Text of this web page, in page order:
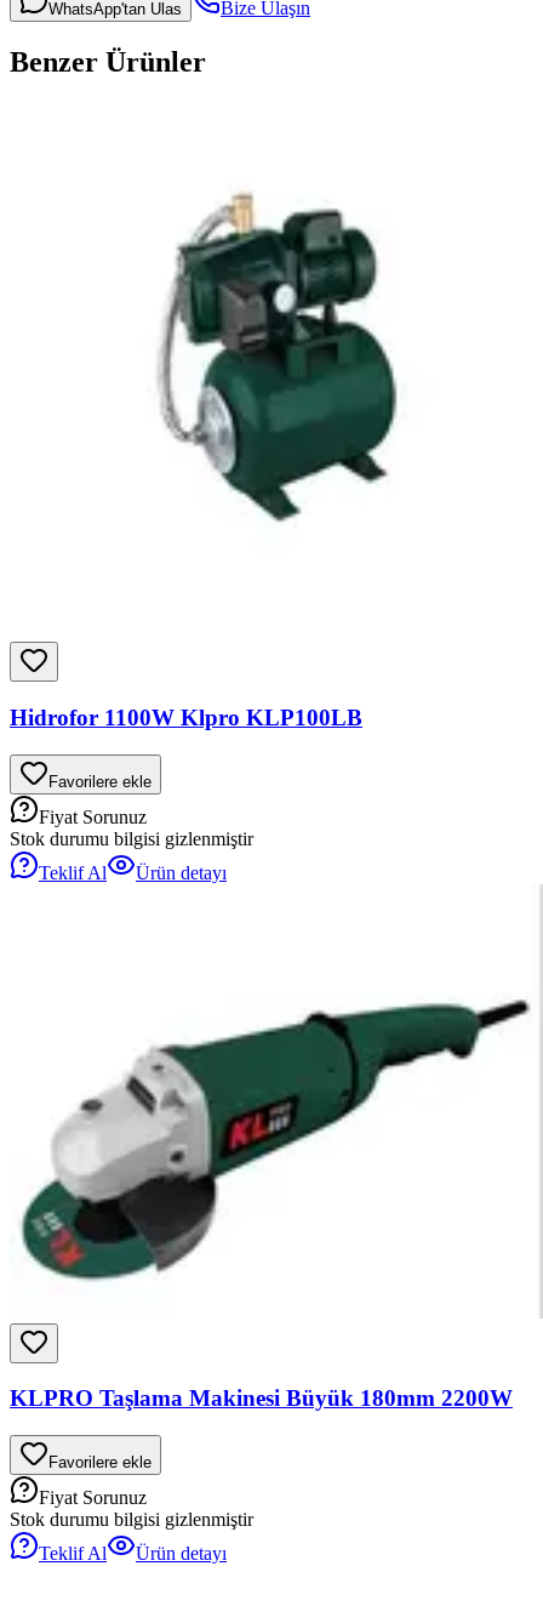
WhatsApp'tan Ulas Bize Ulaşın
Benzer Ürünler
Hidrofor 1100W Klpro KLP100LB
Favorilere ekle
Fiyat Sorunuz
Stok durumu bilgisi gizlenmiştir
Teklif Al
Ürün detayı
KLPRO Taşlama Makinesi Büyük 180mm 2200W
Favorilere ekle
Fiyat Sorunuz
Stok durumu bilgisi gizlenmiştir
Teklif Al
Ürün detayı